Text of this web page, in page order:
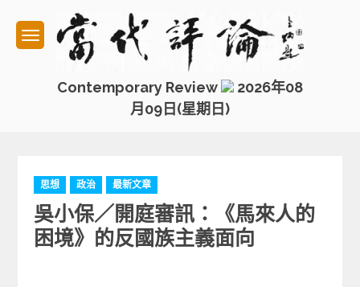
content
Contemporary Review
2026年08
月09日(星期日)
C
a
t
e
g
思想 政治 最新文章
吳小保／開庭審訊：《馬來人的
困境》的反國族主義面向